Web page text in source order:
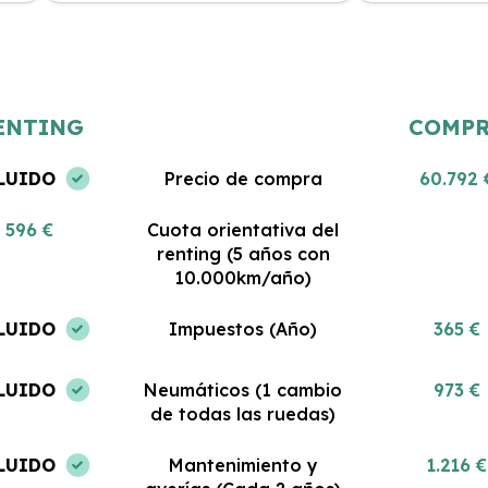
Precio de compra 60.792
596 €
Cuota orientativa del
renting (5 años con
10.000km/año)
Impuestos (Año) 365 €
Neumáticos (1 cambio
de todas las ruedas)
973 €
Mantenimiento y
1.216 €